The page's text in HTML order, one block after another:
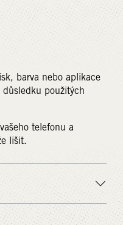
barva nebo aplikace
použitých
telefonu a
lišit.